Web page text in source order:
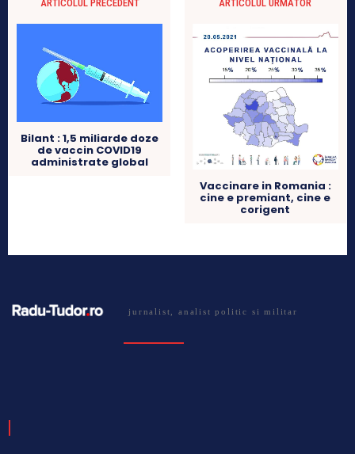
ARTICOLUL PRECEDENT
Bilant : 1,5 miliarde doze
de vaccin COVID19
administrate global
ARTICOLUL URMĂTOR
Vaccinare in Romania :
cine e premiant, cine e
corigent
jurnalist, analist politic si militar